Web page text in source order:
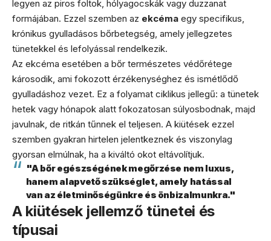
legyen az piros foltok, hólyagocskák vagy duzzanat
formájában. Ezzel szemben az ekcéma egy specifikus,
krónikus gyulladásos bőrbetegség, amely jellegzetes
tünetekkel és lefolyással rendelkezik.
Az ekcéma esetében a bőr természetes védőrétege
károsodik, ami fokozott érzékenységhez és ismétlődő
gyulladáshoz vezet. Ez a folyamat ciklikus jellegű: a tünetek
hetek vagy hónapok alatt fokozatosan súlyosbodnak, majd
javulnak, de ritkán tűnnek el teljesen. A kiütések ezzel
szemben gyakran hirtelen jelentkeznek és viszonylag
gyorsan elmúlnak, ha a kiváltó okot eltávolítjuk.
"A bőr egészségének megőrzése nem luxus,
hanem alapvető szükséglet, amely hatással
van az életminőségünkre és önbizalmunkra."
A kiütések jellemző tünetei és
típusai